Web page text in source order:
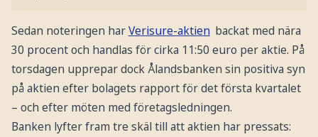
Sedan noteringen harVerisure-aktien backat med nära
30 procent och handlas för cirka 11:50 euro per aktie. På
torsdagen upprepar dock Ålandsbanken sin positiva syn
på aktien efter bolagets rapport för det första kvartalet
– och efter möten med företagsledningen.
Banken lyfter fram tre skäl till att aktien har pressats: